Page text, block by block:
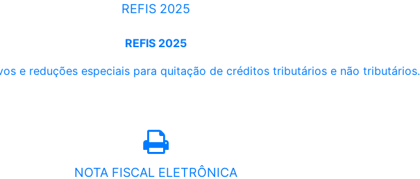
REFIS 2025
REFIS 2025
e reduções especiais para quitação de créditos tributários e não tributários.
NOTA FISCAL ELETRÔNICA